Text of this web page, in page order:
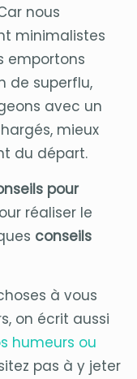
nous
minimalistes
emportons
de superflu,
avec un
mieux
du départ.
pour
réaliser le
conseils
à vous
on écrit aussi
humeurs ou
pas à y jeter